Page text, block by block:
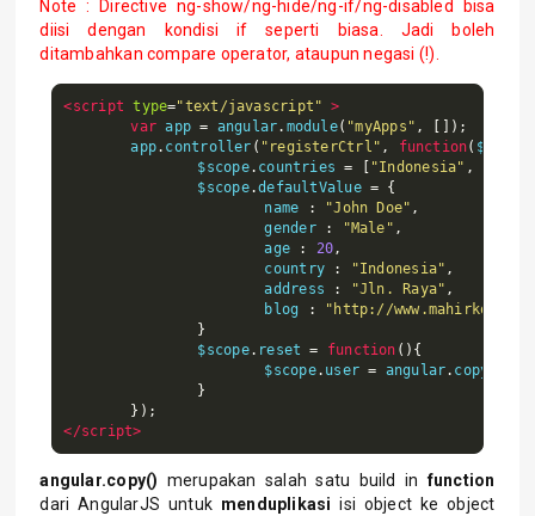
Note : Directive ng-show/ng-hide/ng-if/ng-disabled bisa
diisi dengan kondisi if seperti biasa. Jadi boleh
ditambahkan compare operator, ataupun negasi (!).
<script type="text/javascript"
>
var app = angular. module( "myApps" ,
[]);
	app
. controller ( "registerCtrl" , function( $scope
		$scope
. countries = [ "Indonesia" ,
		$scope
.defaultValue = {
			name
: "John Doe" ,
			gender
: "Male" ,
			age
: 20 ,
			country
: "Indonesia" ,
			address
: "Jln. Raya" ,
			blog
:
"http://
}
		$scope
. reset = function (){
			$scope
. user = angular. copy
}
});
</script>
angular.copy() merupakan salah satu build infunction
dari AngularJS untuk menduplikasi isi object ke object